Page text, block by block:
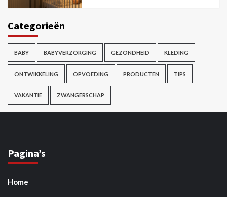
Categorieën
BABY BABYVERZORGING GEZONDHEID KLEDING
ONTWIKKELING OPVOEDING PRODUCTEN TIPS
VAKANTIE ZWANGERSCHAP
Pagina’s
Home